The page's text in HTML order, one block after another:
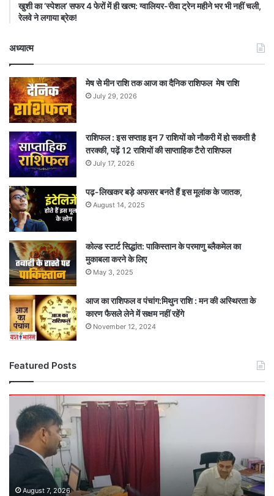
खुशी का ‘स्पेशल’ सफर 4 फेरों में ही खत्म: ग्वालियर-रीवा ट्रेन महीने भर भी नहीं चली,
रेलवे ने लगाया ब्रेक!
अध्यात्म
मेष से मीन राशि तक आज का दैनिक राशिफल मेष राशि
July 29, 2026
राशिफल : इस सप्ताह इन 7 राशियों को नौकरी में हो सकती है
तरक्की, पढ़ें 12 राशियों की साप्ताहिक टैरो राशिफल
July 17, 2026
पढ़-लिखकर बड़े अफसर बनते हैं इस मूलांक के जातक,
August 14, 2025
कोल्ड स्टार्ट सिद्धांत: पाकिस्तान के परमाणु ब्लैकमेल का
मुकाबला करने के लिए
May 3, 2025
आज का राशिफल व पंचांग:मिथुन राशि : मन की अस्थिरता के
कारण फैसले लेने में सक्षम नहीं रहेंगे
November 12, 2024
Featured Posts
‘खातिरदारी’
विरोध:
अतिक्रमण
वकीलAugust 7, 2026